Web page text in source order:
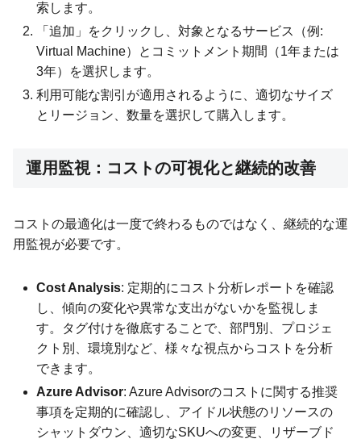
索します。
「追加」をクリックし、対象となるサービス（例:
Virtual Machine）とコミットメント期間（1年または
3年）を選択します。
利用可能な割引が適用されるように、適切なサイズ
とリージョン、数量を選択して購入します。
運用監視：コストの可視化と継続的改善
コストの最適化は一度で終わるものではなく、継続的な運
用監視が必要です。
Cost Analysis: 定期的にコスト分析レポートを確認
し、傾向の変化や異常な支出がないかを監視しま
す。タグ付けを徹底することで、部門別、プロジェ
クト別、環境別など、様々な視点からコストを分析
できます。
Azure Advisor: Azure Advisorのコストに関する推奨
事項を定期的に確認し、アイドル状態のリソースの
シャットダウン、適切なSKUへの変更、リザーブド